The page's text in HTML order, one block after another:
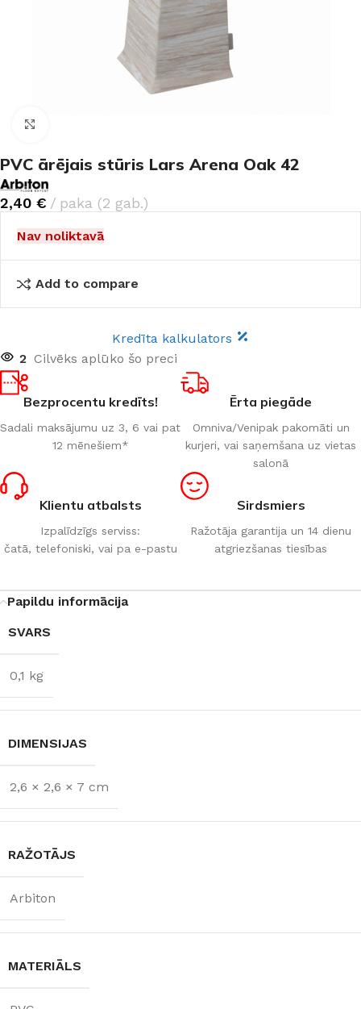
PVC ārējais stūris Lars Arena Oak 42
2,40 € paka (2 gab.)
Nav noliktavā
Add to compare
Kredīta kalkulators
2 Cilvēks aplūko šo preci
Bezprocentu kredīts!
Sadali maksājumu uz 3, 6 vai pat
12 mēnešiem*
Ērta piegāde
Omniva/Venipak pakomāti un
kurjeri, vai saņemšana uz vietas
salonā
Klientu atbalsts
Izpalīdzīgs serviss:
čatā, telefoniski, vai pa e-pastu
Sirdsmiers
Ražotāja garantija un 14 dienu
atgriezšanas tiesības
Papildu informācija
SVARS
0,1 kg
DIMENSIJAS
2,6 × 2,6 × 7 cm
RAŽOTĀJS
Arbiton
MATERIĀLS